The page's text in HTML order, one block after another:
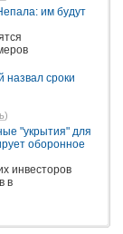
им будут
назвал сроки
)
"укрытия" для
оборонное
инвесторов
в